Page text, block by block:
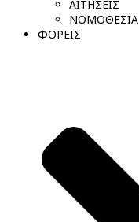
ΑΙΤΗΣΕΙΣ
ΝΟΜΟΘΕΣΙΑ
ΦΟΡΕΙΣ